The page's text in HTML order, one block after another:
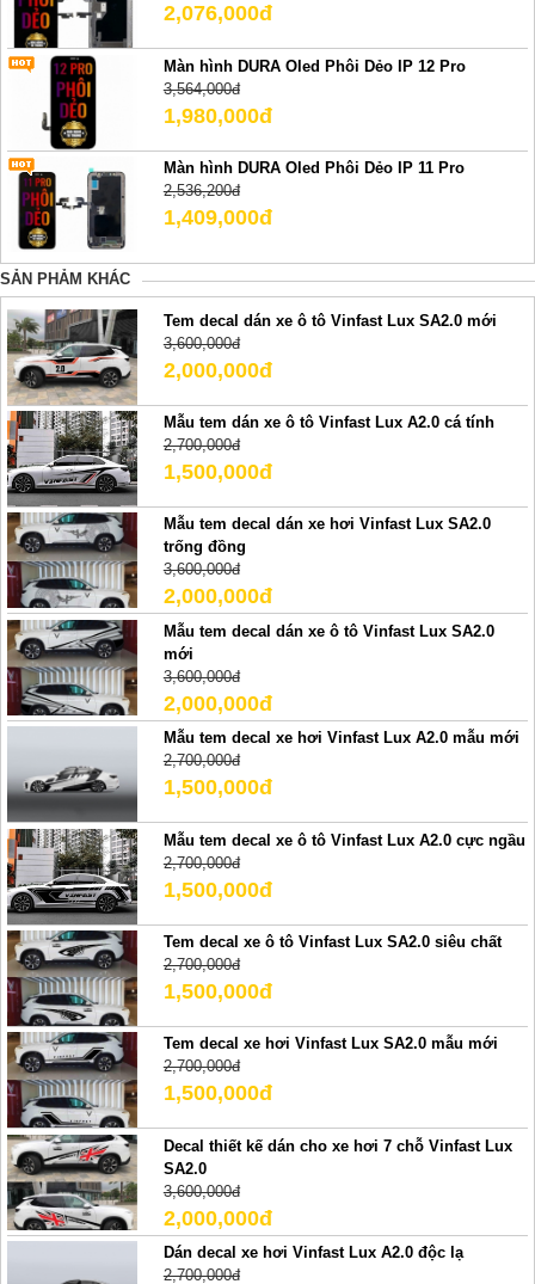
2,076,000đ
Màn hình DURA Oled Phôi Dẻo IP 12 Pro
3,564,000đ
1,980,000đ
Màn hình DURA Oled Phôi Dẻo IP 11 Pro
2,536,200đ
1,409,000đ
SẢN PHẢM KHÁC
Tem decal dán xe ô tô Vinfast Lux SA2.0 mới
3,600,000đ
2,000,000đ
Mẫu tem dán xe ô tô Vinfast Lux A2.0 cá tính
2,700,000đ
1,500,000đ
Mẫu tem decal dán xe hơi Vinfast Lux SA2.0
trống đồng
3,600,000đ
2,000,000đ
Mẫu tem decal dán xe ô tô Vinfast Lux SA2.0
mới
3,600,000đ
2,000,000đ
Mẫu tem decal xe hơi Vinfast Lux A2.0 mẫu mới
2,700,000đ
1,500,000đ
Mẫu tem decal xe ô tô Vinfast Lux A2.0 cực ngầu
2,700,000đ
1,500,000đ
Tem decal xe ô tô Vinfast Lux SA2.0 siêu chất
2,700,000đ
1,500,000đ
Tem decal xe hơi Vinfast Lux SA2.0 mẫu mới
2,700,000đ
1,500,000đ
Decal thiết kế dán cho xe hơi 7 chỗ Vinfast Lux
SA2.0
3,600,000đ
2,000,000đ
Dán decal xe hơi Vinfast Lux A2.0 độc lạ
2,700,000đ